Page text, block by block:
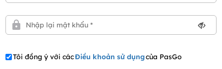
Tôi đồng ý với cácĐiều khoản sử dụngcủa PasGo